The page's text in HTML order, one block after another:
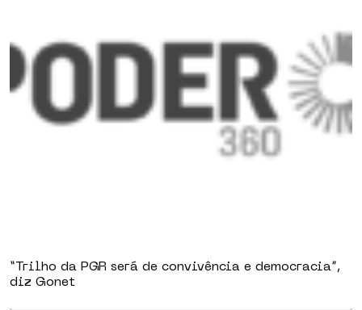
“Trilho da PGR será de convivência e democracia”,
diz Gonet